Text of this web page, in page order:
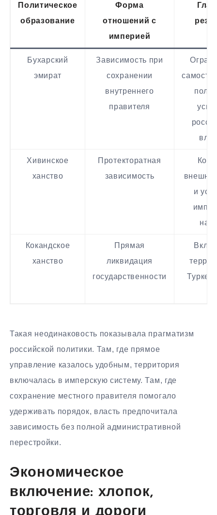
Политическое
образование
Форма
отношений с
империей
Бухарский
эмират
Зависимость при
сохранении
внутреннего
правителя
Хивинское
ханство
Протекторатная
зависимость
и
Кокандское
ханство
Прямая
ликвидация
государственности
Такая неодинаковость показывала прагматизм
российской политики. Там, где прямое
управление казалось удобным, территория
включалась в имперскую систему. Там, где
сохранение местного правителя помогало
удерживать порядок, власть предпочитала
зависимость без полной административной
перестройки.
Экономическое
включение: хлопок,
торговля и дороги